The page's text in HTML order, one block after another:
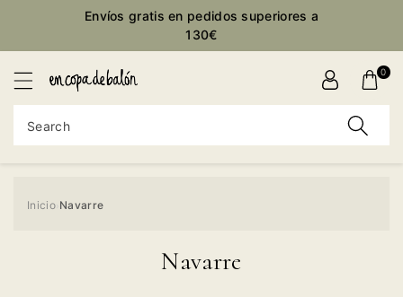
Envíos gratis en pedidos superiores a
130€
Search
0
Inicio› Navarre
Navarre